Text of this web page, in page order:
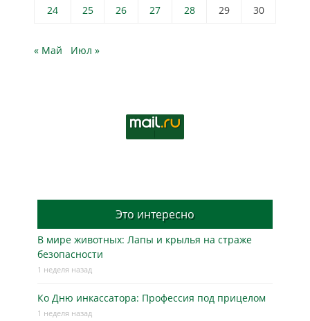
24
25 26 27 28 29 30
« Май Июл »
Это интересно
В мире животных: Лапы и крылья на страже
безопасности
1 неделя назад
Ко Дню инкассатора: Профессия под прицелом
1 неделя назад